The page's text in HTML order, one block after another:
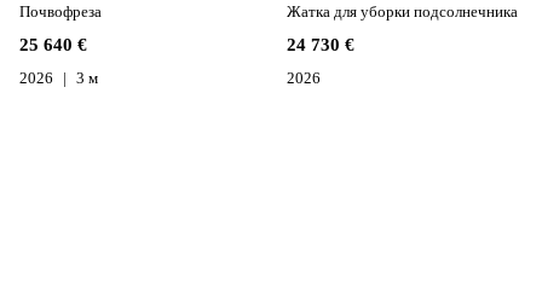
25 640 €
Почвофреза
2026 3 м
24 730 €
Жатка для уборки подсолнечника
2026